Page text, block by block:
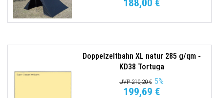
188,00 €
Doppelzeltbahn XL natur 285 g/qm -
KD38 Tortuga
UVP 210,20 € 5%
199,69 €